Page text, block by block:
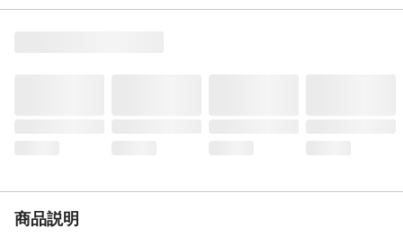
商品説明